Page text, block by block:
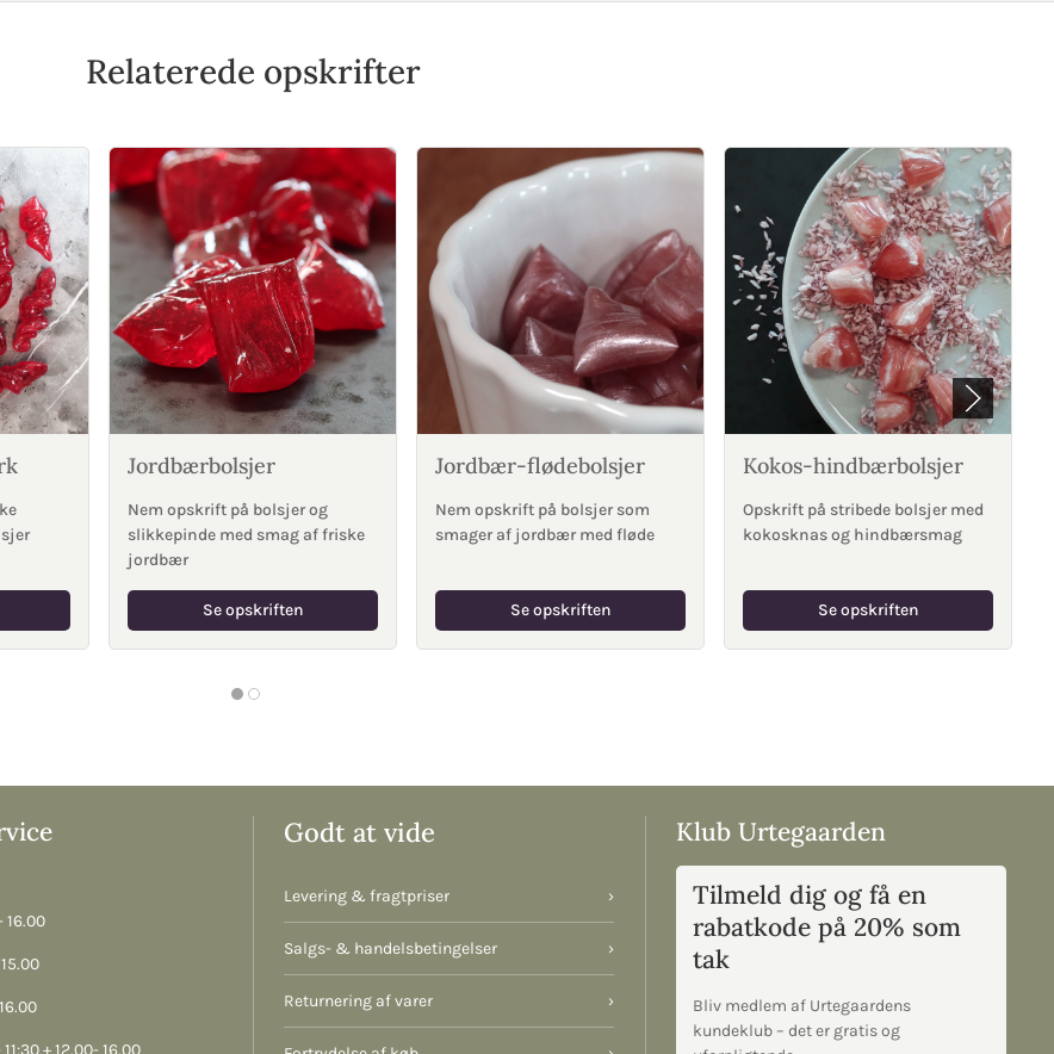
Relaterede opskrifter
Jordbærbolsjer
Nem opskrift på bolsjer og
slikkepinde med smag af friske
jordbær
Se opskriften
Jordbær-flødebolsjer
Nem opskrift på bolsjer som
smager af jordbær med fløde
Se opskriften
Kokos-hindbærbolsjer
Opskrift på stribede bolsjer med
kokosknas og hindbærsmag
Se opskriften
16.00
+ 12.00- 16.00
Godt at vide
Levering & fragtpriser ›
Salgs- & handelsbetingelser ›
Returnering af varer ›
Klub Urtegaarden
Tilmeld dig og få en
rabatkode på 20% som
tak
Bliv medlem af Urtegaardens
kundeklub – det er gratis og